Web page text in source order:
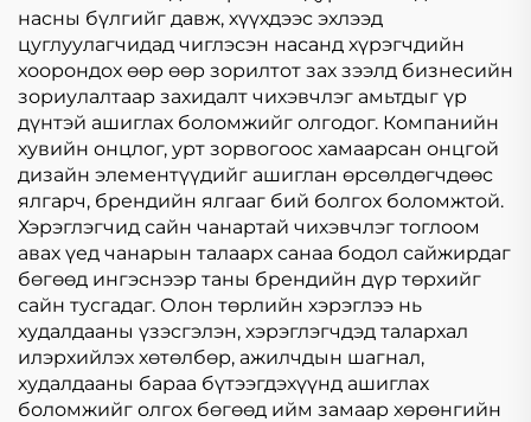
насны бүлгийг давж, хүүхдээс эхлээд
цуглуулагчидад чиглэсэн насанд хүрэгчдийн
хоорондох өөр өөр зорилтот зах зээлд бизнесийн
зориулалтаар захидалт чихэвчлэг амьтдыг үр
дүнтэй ашиглах боломжийг олгодог. Компанийн
хувийн онцлог, урт зорвогоос хамаарсан онцгой
дизайн элементүүдийг ашиглан өрсөлдөгчдөөс
ялгарч, брендийн ялгааг бий болгох боломжтой.
Хэрэглэгчид сайн чанартай чихэвчлэг тоглоом
авах үед чанарын талаарх санаа бодол сайжирдаг
бөгөөд ингэснээр таны брендийн дүр төрхийг
сайн тусгадаг. Олон төрлийн хэрэглээ нь
худалдааны үзэсгэлэн, хэрэглэгчдэд талархал
илэрхийлэх хөтөлбөр, ажилчдын шагнал,
худалдааны бараа бүтээгдэхүүнд ашиглах
боломжийг олгох бөгөөд ийм замаар хөрөнгийн